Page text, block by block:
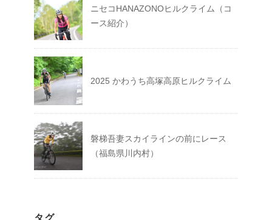
ニセコHANAZONOヒルクライム（コ
ース紹介）
2025 かわうち高塚高原ヒルクライム
磐梯吾妻スカイラインの前にレース
（福島県川内村）